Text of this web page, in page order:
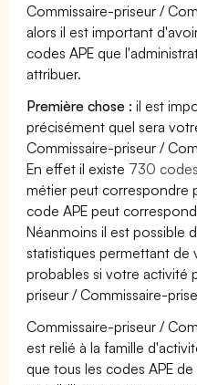
Commissaire-priseur /
alors il est important
codes APE que
attribuer.
Première chose : il est
précisément quel sera
Commissaire-priseur /
En effet il existe 730
métier peut correspondre
code APE peut
Néanmoins il est possible
statistiques permettant de
probables si votre activité
priseur / Commissaire-
Commissaire-priseur /
est relié à la famille
que tous les codes APE